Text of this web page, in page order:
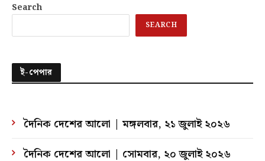
Search
SEARCH
ই-পেপার
দৈনিক দেশের আলো | মঙ্গলবার, ২১ জুলাই ২০২৬
দৈনিক দেশের আলো | সোমবার, ২০ জুলাই ২০২৬